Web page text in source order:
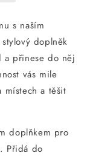
s naším
doplněk
a přinese do něj
vás mile
a těšit
doplňkem pro
Přidá do